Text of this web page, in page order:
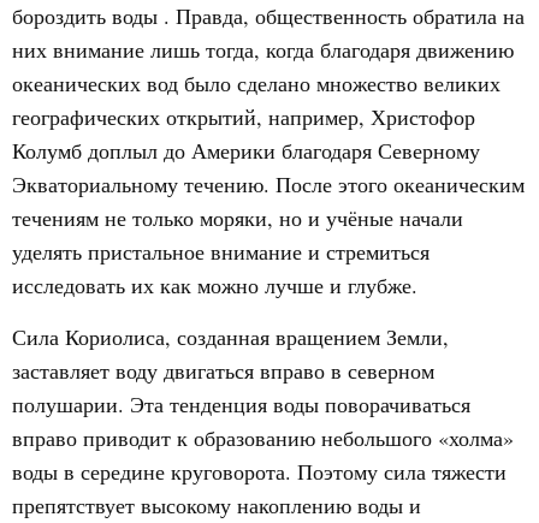
бороздить воды . Правда, общественность обратила на
них внимание лишь тогда, когда благодаря движению
океанических вод было сделано множество великих
географических открытий, например, Христофор
Колумб доплыл до Америки благодаря Северному
Экваториальному течению. После этого океаническим
течениям не только моряки, но и учёные начали
уделять пристальное внимание и стремиться
исследовать их как можно лучше и глубже.
Сила Кориолиса, созданная вращением Земли,
заставляет воду двигаться вправо в северном
полушарии. Эта тенденция воды поворачиваться
вправо приводит к образованию небольшого «холма»
воды в середине круговорота. Поэтому сила тяжести
препятствует высокому накоплению воды и